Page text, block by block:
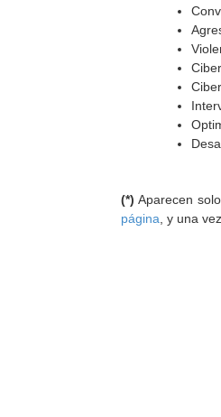
(*) Aparecen
página , y una